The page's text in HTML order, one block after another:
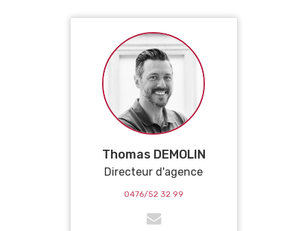
Thomas DEMOLIN
Directeur d'agence
0476/52 32 99